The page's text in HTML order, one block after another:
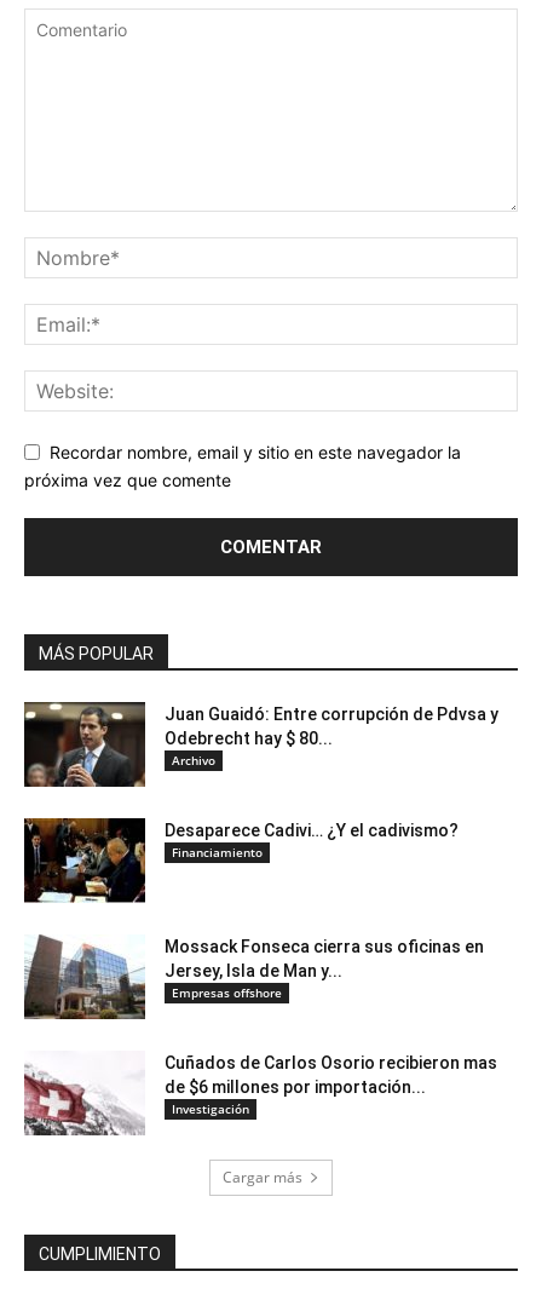
Recordar nombre, email y sitio en este navegador la
próxima vez que comente
MÁS POPULAR
Juan Guaidó: Entre corrupción de Pdvsa y
Odebrecht hay $ 80...
Archivo
Desaparece Cadivi… ¿Y el cadivismo?
Financiamiento
Mossack Fonseca cierra sus oficinas en
Jersey, Isla de Man y...
Empresas offshore
Cuñados de Carlos Osorio recibieron mas
de $6 millones por importación...
Investigación
Cargar más
CUMPLIMIENTO